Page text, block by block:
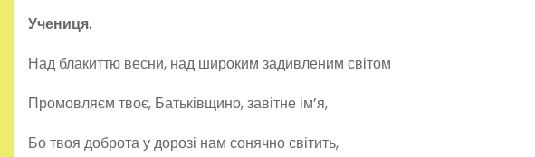
Учениця.
Над блакиттю весни, над широким задивленим світом
Промовляєм твоє, Батьківщино, завітне ім’я,
Бо твоя доброта у дорозі нам сонячно світить,